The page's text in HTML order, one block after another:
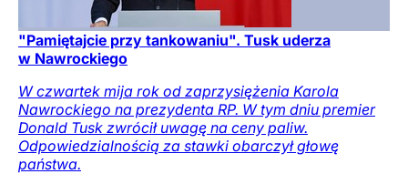
"Pamiętajcie przy tankowaniu". Tusk uderza
w Nawrockiego
W czwartek mija rok od zaprzysiężenia Karola
Nawrockiego na prezydenta RP. W tym dniu premier
Donald Tusk zwrócił uwagę na ceny paliw.
Odpowiedzialnością za stawki obarczył głowę
państwa.